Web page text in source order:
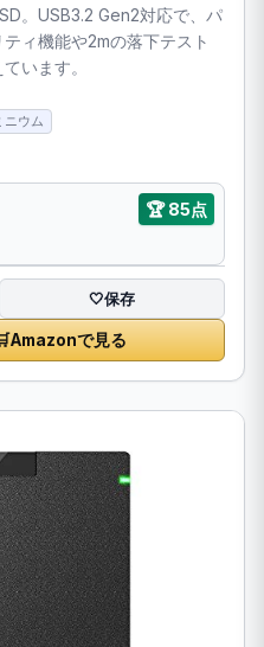
。USB3.2 Gen2対応で、パ
ィ機能や2mの落下テスト
います。
ニウム
🏆85点
🤍保存
Amazonで見る